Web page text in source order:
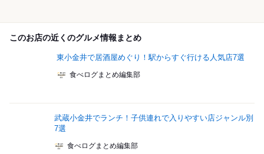
このお店の近くのグルメ情報まとめ
東小金井で居酒屋めぐり！駅からすぐ行ける人気店7選
食べログまとめ編集部
武蔵小金井でランチ！子供連れで入りやすい店ジャンル別
7選
食べログまとめ編集部